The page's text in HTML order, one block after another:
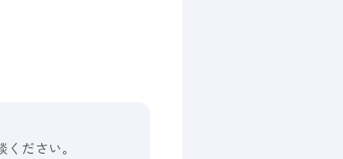
ださい。